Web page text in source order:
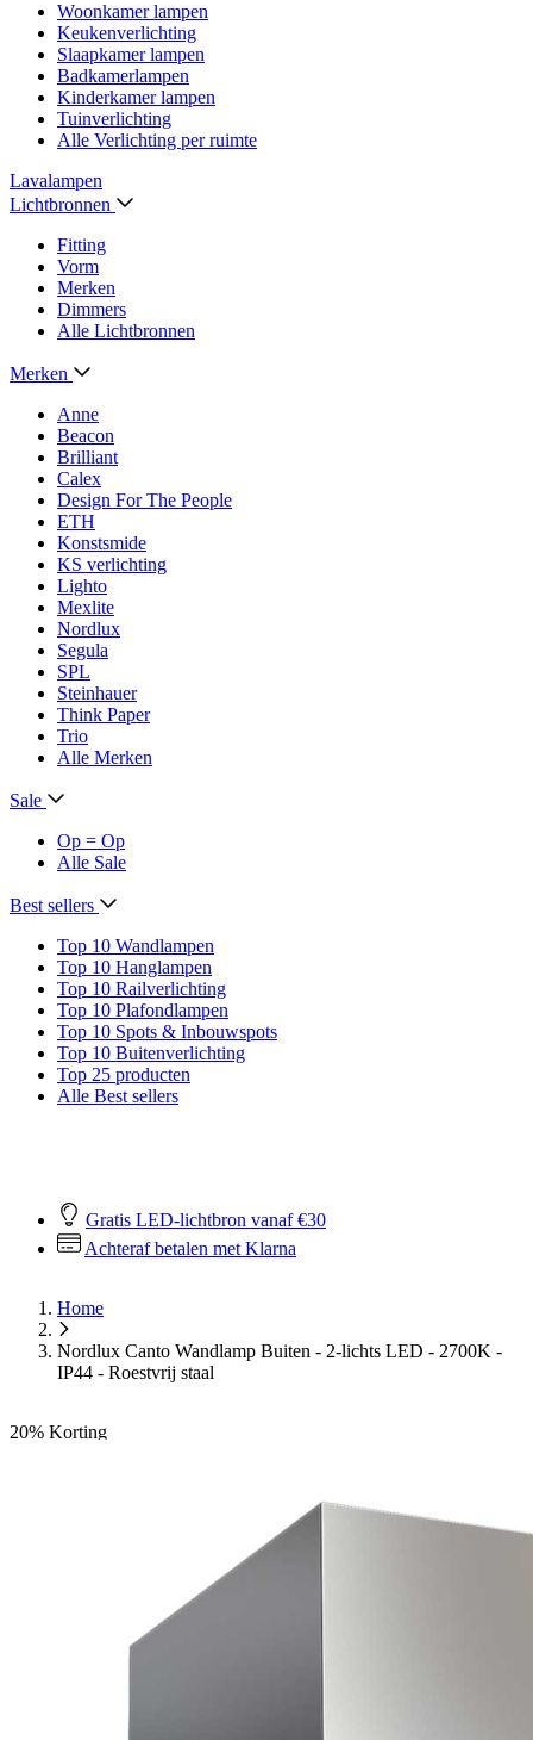
Woonkamer lampen
Keukenverlichting
Slaapkamer lampen
Badkamerlampen
Kinderkamer lampen
Tuinverlichting
Alle Verlichting per ruimte
Lavalampen
Lichtbronnen
Fitting
Vorm
Merken
Dimmers
Alle Lichtbronnen
Merken
Anne
Beacon
Brilliant
Calex
Design For The People
ETH
Konstsmide
KS verlichting
Lighto
Mexlite
Nordlux
Segula
SPL
Steinhauer
Think Paper
Trio
Alle Merken
Sale
Op = Op
Alle Sale
Best sellers
Top 10 Wandlampen
Top 10 Hanglampen
Top 10 Railverlichting
Top 10 Plafondlampen
Top 10 Spots & Inbouwspots
Top 10 Buitenverlichting
Top 25 producten
Alle Best sellers
Gratis LED-lichtbron vanaf €30
Achteraf betalen met Klarna
Home
Nordlux Canto Wandlamp Buiten - 2-lichts LED - 2700K -
IP44 - Roestvrij staal
20% Korting